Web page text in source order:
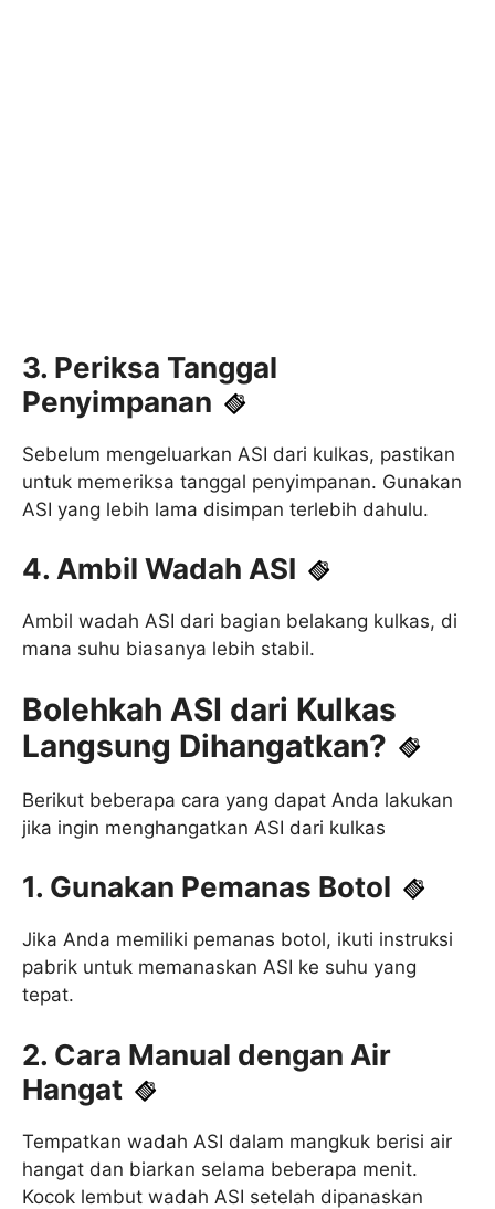
3. Periksa Tanggal
Penyimpanan
Sebelum mengeluarkan ASI dari kulkas, pastikan
untuk memeriksa tanggal penyimpanan. Gunakan
ASI yang lebih lama disimpan terlebih dahulu.
4. Ambil Wadah ASI
Ambil wadah ASI dari bagian belakang kulkas, di
mana suhu biasanya lebih stabil.
Bolehkah ASI dari Kulkas
Langsung Dihangatkan?
Berikut beberapa cara yang dapat Anda lakukan
jika ingin menghangatkan ASI dari kulkas
1. Gunakan Pemanas Botol
Jika Anda memiliki pemanas botol, ikuti instruksi
pabrik untuk memanaskan ASI ke suhu yang
tepat.
2. Cara Manual dengan Air
Hangat
Tempatkan wadah ASI dalam mangkuk berisi air
hangat dan biarkan selama beberapa menit.
Kocok lembut wadah ASI setelah dipanaskan